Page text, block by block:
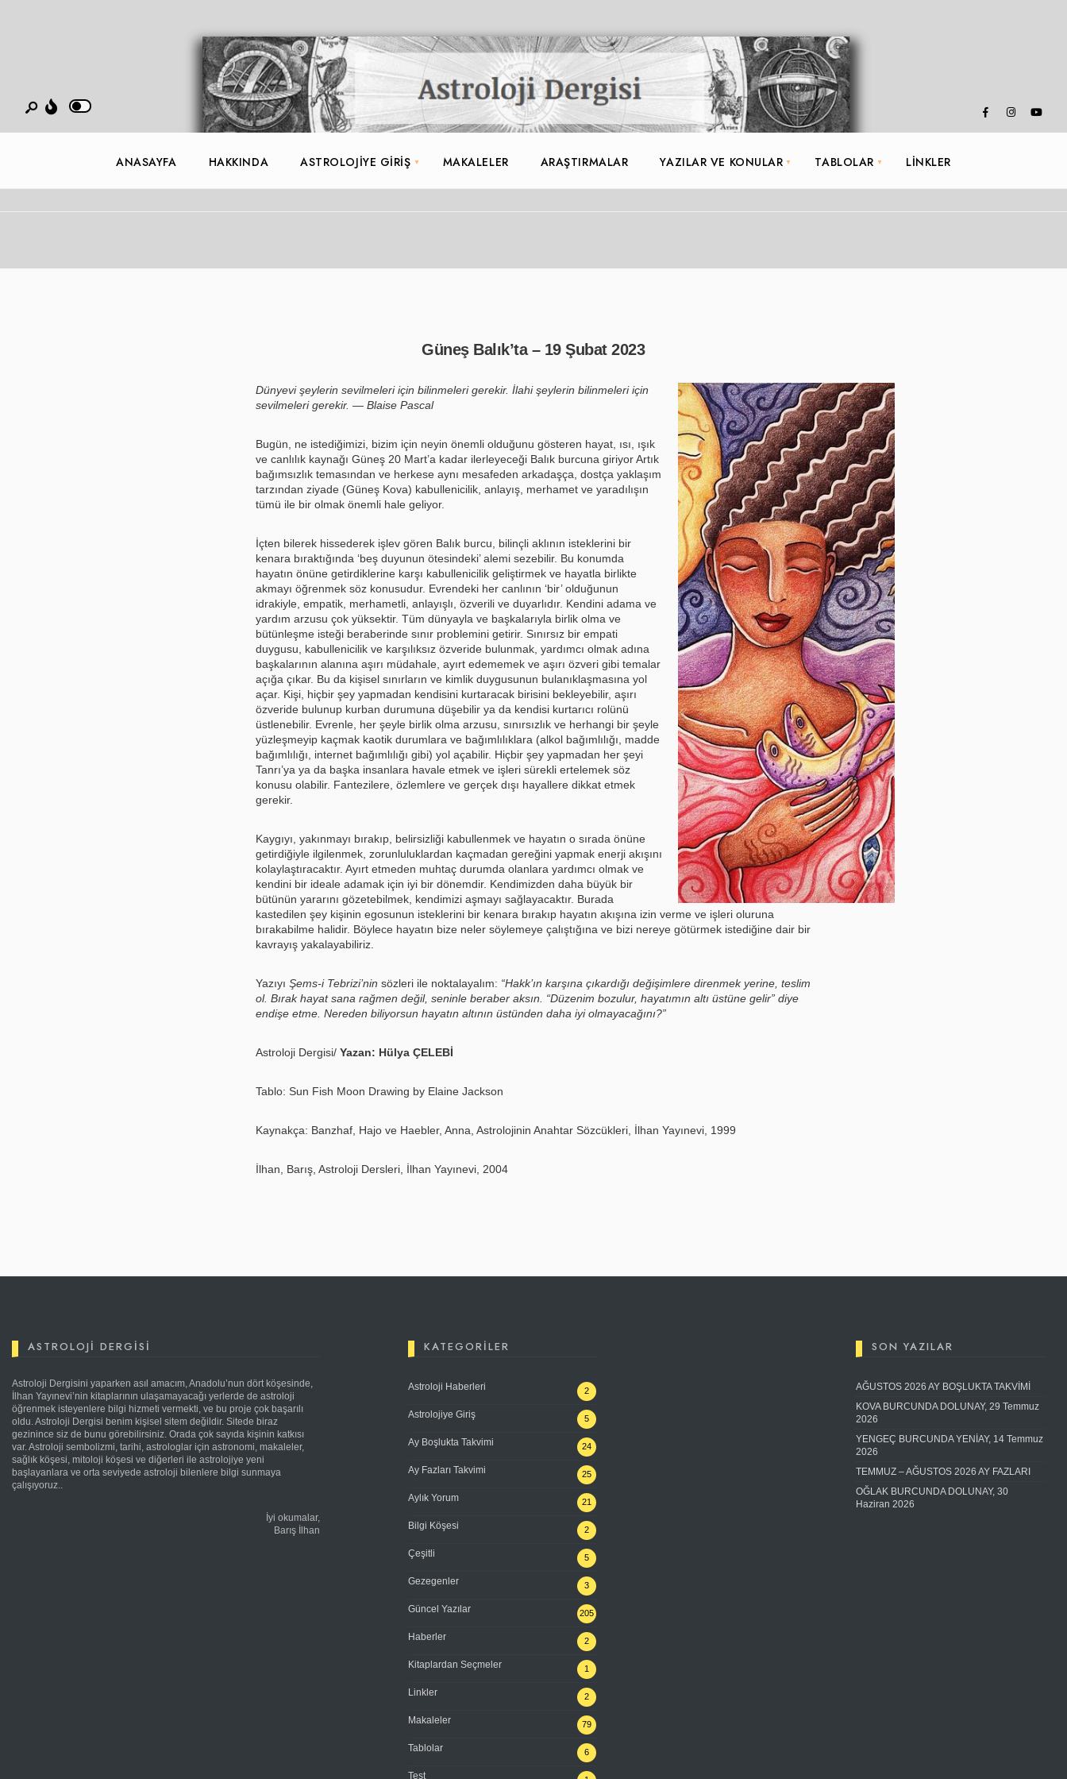
ANASAYFA HAKKINDA ASTROLOJIYE GIRIŞ MAKALELER ARAŞTIRMALAR YAZILAR VE KONULAR TABLOLAR LINKLER
Güneş Balık’ta – 19 Şubat 2023
Dünyevi şeylerin sevilmeleri için bilinmeleri gerekir. İlahi şeylerin bilinmeleri için
sevilmeleri gerekir. — Blaise Pascal
Bugün, ne istediğimizi, bizim için neyin önemli olduğunu gösteren hayat, ısı, ışık
ve canlılık kaynağı Güneş 20 Mart’a kadar ilerleyeceği Balık burcuna giriyor Artık
bağımsızlık temasından ve herkese aynı mesafeden arkadaşça, dostça yaklaşım
tarzından ziyade (Güneş Kova) kabullenicilik, anlayış, merhamet ve yaradılışın
tümü ile bir olmak önemli hale geliyor.
İçten bilerek hissederek işlev gören Balık burcu, bilinçli aklının isteklerini bir
kenara bıraktığında ‘beş duyunun ötesindeki’ alemi sezebilir. Bu konumda
hayatın önüne getirdiklerine karşı kabullenicilik geliştirmek ve hayatla birlikte
akmayı öğrenmek söz konusudur. Evrendeki her canlının ‘bir’ olduğunun
idrakiyle, empatik, merhametli, anlayışlı, özverili ve duyarlıdır. Kendini adama ve
yardım arzusu çok yüksektir. Tüm dünyayla ve başkalarıyla birlik olma ve
bütünleşme isteği beraberinde sınır problemini getirir. Sınırsız bir empati
duygusu, kabullenicilik ve karşılıksız özveride bulunmak, yardımcı olmak adına
başkalarının alanına aşırı müdahale, ayırt edememek ve aşırı özveri gibi temalar
açığa çıkar. Bu da kişisel sınırların ve kimlik duygusunun bulanıklaşmasına yol
açar. Kişi, hiçbir şey yapmadan kendisini kurtaracak birisini bekleyebilir, aşırı
özveride bulunup kurban durumuna düşebilir ya da kendisi kurtarıcı rolünü
üstlenebilir. Evrenle, her şeyle birlik olma arzusu, sınırsızlık ve herhangi bir şeyle
yüzleşmeyip kaçmak kaotik durumlara ve bağımlılıklara (alkol bağımlılığı, madde
bağımlılığı, internet bağımlılığı gibi) yol açabilir. Hiçbir şey yapmadan her şeyi
Tanrı’ya ya da başka insanlara havale etmek ve işleri sürekli ertelemek söz
konusu olabilir. Fantezilere, özlemlere ve gerçek dışı hayallere dikkat etmek
gerekir.
Kaygıyı, yakınmayı bırakıp, belirsizliği kabullenmek ve hayatın o sırada önüne
getirdiğiyle ilgilenmek, zorunluluklardan kaçmadan gereğini yapmak enerji akışını
kolaylaştıracaktır. Ayırt etmeden muhtaç durumda olanlara yardımcı olmak ve
kendini bir ideale adamak için iyi bir dönemdir. Kendimizden daha büyük bir
bütünün yararını gözetebilmek, kendimizi aşmayı sağlayacaktır. Burada
kastedilen şey kişinin egosunun isteklerini bir kenara bırakıp hayatın akışına izin verme ve işleri oluruna
bırakabilme halidir. Böylece hayatın bize neler söylemeye çalıştığına ve bizi nereye götürmek istediğine dair bir
kavrayış yakalayabiliriz.
Yazıyı Şems-i Tebrizi’nin sözleri ile noktalayalım: “Hakk’ın karşına çıkardığı değişimlere direnmek yerine, teslim
ol. Bırak hayat sana rağmen değil, seninle beraber aksın. “Düzenim bozulur, hayatımın altı üstüne gelir” diye
endişe etme. Nereden biliyorsun hayatın altının üstünden daha iyi olmayacağını?”
Astroloji Dergisi/ Yazan: Hülya ÇELEBİ
Tablo: Sun Fish Moon Drawing by Elaine Jackson
Kaynakça: Banzhaf, Hajo ve Haebler, Anna, Astrolojinin Anahtar Sözcükleri, İlhan Yayınevi, 1999
İlhan, Barış, Astroloji Dersleri, İlhan Yayınevi, 2004
ASTROLOJI DERGISI
Astroloji Dergisini yaparken asıl amacım, Anadolu’nun dört köşesinde,
İlhan Yayınevi’nin kitaplarının ulaşamayacağı yerlerde de astroloji
öğrenmek isteyenlere bilgi hizmeti vermekti, ve bu proje çok başarılı
oldu. Astroloji Dergisi benim kişisel sitem değildir. Sitede biraz
gezinince siz de bunu görebilirsiniz. Orada çok sayıda kişinin katkısı
var. Astroloji sembolizmi, tarihi, astrologlar için astronomi, makaleler,
sağlık köşesi, mitoloji köşesi ve diğerleri ile astrolojiye yeni
başlayanlara ve orta seviyede astroloji bilenlere bilgi sunmaya
çalışıyoruz..
İyi okumalar,
Barış İlhan
KATEGORILER
Astroloji Haberleri 2
Astrolojiye Giriş 5
Ay Boşlukta Takvimi 24
Ay Fazları Takvimi 25
Aylık Yorum 21
Bilgi Köşesi 2
Çeşitli 5
Gezegenler 3
Güncel Yazılar 205
Haberler 2
Kitaplardan Seçmeler 1
Linkler 2
Makaleler 79
Tablolar 6
Test
SON YAZILAR
AĞUSTOS 2026 AY BOŞLUKTA TAKVİMİ
KOVA BURCUNDA DOLUNAY, 29 Temmuz
2026
YENGEÇ BURCUNDA YENİAY, 14 Temmuz
2026
TEMMUZ – AĞUSTOS 2026 AY FAZLARI
OĞLAK BURCUNDA DOLUNAY, 30
Haziran 2026